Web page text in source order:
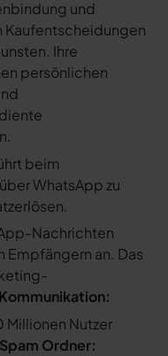
und
Ihre
persönlichen
beim
WhatsApp zu
Nachrichten
Empfängern an. Das
Millionen Nutzer
Ordner: